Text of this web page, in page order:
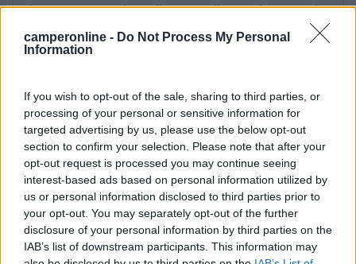
camperonline - Do Not Process My Personal
Information
If you wish to opt-out of the sale, sharing to third parties, or
processing of your personal or sensitive information for
targeted advertising by us, please use the below opt-out
section to confirm your selection. Please note that after your
opt-out request is processed you may continue seeing
interest-based ads based on personal information utilized by
us or personal information disclosed to third parties prior to
your opt-out. You may separately opt-out of the further
disclosure of your personal information by third parties on the
IAB’s list of downstream participants. This information may
davvero stupende e alla mano. Il mare è stupendo
e lo si raggiunge in meno di 5 minuti, la spiaggia è
libera con una bellissima sabbia grossa. Presente
stagione), quindi prezzi ottimi. Servizi puliti,
presenti docce calde, wc e anche lavatrice (unica
a pagamento, costa 2 euro). La terremo nel cuore,
consigliatissima!
Accoglienza Posizione Prezzo Pulizia
Servizi
Trasporti